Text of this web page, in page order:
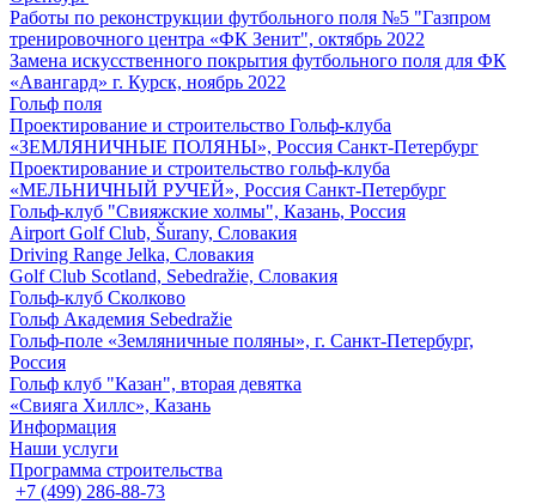
Работы по реконструкции футбольного поля №5 "Газпром
тренировочного центра «ФК Зенит", октябрь 2022
Замена искусственного покрытия футбольного поля для ФК
«Авангард» г. Курск, ноябрь 2022
Гольф поля
Проектирование и строительство Гольф-клуба
«ЗЕМЛЯНИЧНЫЕ ПОЛЯНЫ», Россия Санкт-Петербург
Проектирование и строительство гольф-клуба
«МЕЛЬНИЧНЫЙ РУЧЕЙ», Россия Санкт-Петербург
Гольф-клуб "Свияжские холмы", Казань, Россия
Airport Golf Club, Šurany, Словакия
Driving Range Jelka, Словакия
Golf Club Scotland, Sebedražie, Словакия
Гольф-клуб Сколково
Гольф Академия Sebedražie
Гольф-поле «Земляничные поляны», г. Санкт-Петербург,
Россия
Гольф клуб "Казан", вторая девятка
«Свияга Хиллс», Казань
Информация
Наши услуги
Программа строительства
+7 (499) 286-88-73